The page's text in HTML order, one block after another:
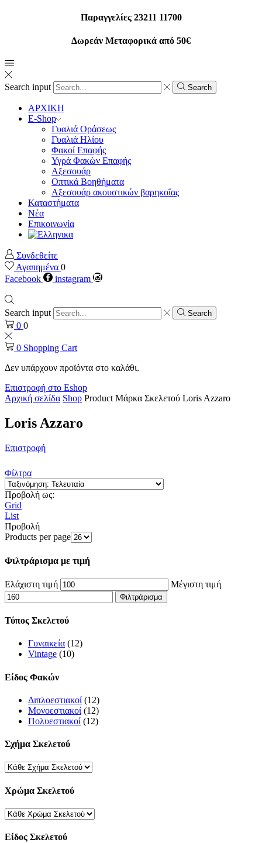
Παραγγελίες 23211 11700
Δωρεάν Μεταφορικά από 50€
Search input Search
ΑΡΧΙΚΗ
E-Shop
Γυαλιά Οράσεως
Γυαλιά Ηλίου
Φακοί Επαφής
Υγρά Φακών Επαφής
Αξεσουάρ
Οπτικά Βοηθήματα
Αξεσουάρ ακουστικών βαρηκοΐας
Καταστήματα
Νέα
Επικοινωνία
Συνδεθείτε
Αγαπημένα 0
Facebook
instagram
Search input Search
0 0
0 Shopping Cart
Δεν υπάρχουν προϊόντα στο καλάθι.
Επιστροφή στο Eshop
Αρχική σελίδα Shop Product Μάρκα Σκελετού Loris Azzaro
Loris Azzaro
Επιστροφή
Φίλτρα
Προβολή ως:
Grid
List
Προβολή
Products per page
Φιλτράρισμα με τιμή
Ελάχιστη τιμή Μέγιστη τιμή
Φιλτράρισμα
Τύπος Σκελετού
Γυναικεία (12)
Vintage (10)
Είδος Φακών
Διπλοεστιακοί (12)
Μονοεστιακοί (12)
Πολυεστιακοί (12)
Σχήμα Σκελετού
Χρώμα Σκελετού
Είδος Σκελετού